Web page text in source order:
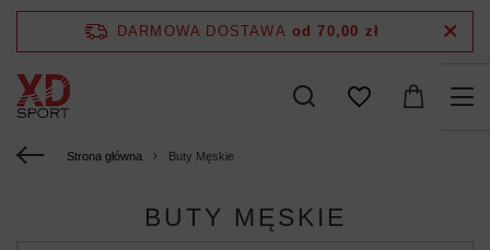
DARMOWA DOSTAWA od 70,00 zł
Strona główna Buty Męskie
BUTY MĘSKIE